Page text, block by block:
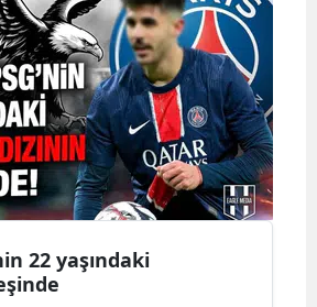
22 yaşındaki